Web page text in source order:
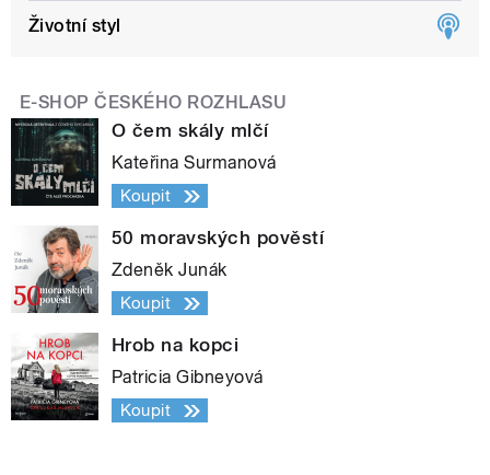
Životní styl
E-SHOP ČESKÉHO ROZHLASU
O čem skály mlčí
Kateřina Surmanová
Koupit
50 moravských pověstí
Zdeněk Junák
Koupit
Hrob na kopci
Patricia Gibneyová
Koupit